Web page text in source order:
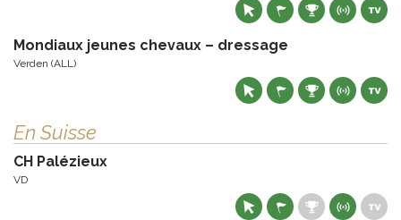
Mondiaux jeunes chevaux – dressage
Verden (ALL)
En Suisse
CH Palézieux
VD